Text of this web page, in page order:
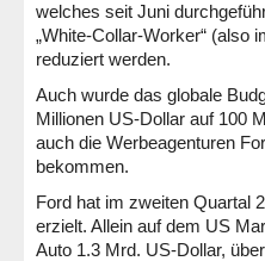
welches seit Juni
„White-Collar-Worker“ (also
reduziert werden.
Auch wurde das globale
Millionen US-Dollar auf 100
auch die Werbeagenturen
bekommen.
Ford hat im zweiten Quartal
erzielt. Allein auf dem US
Auto 1.3 Mrd. US-Dollar,